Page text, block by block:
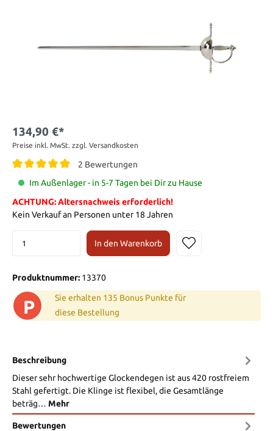
134,90 €*
Preise inkl. MwSt. zzgl. Versandkosten
2 Bewertungen
Im Außenlager - in 5-7 Tagen bei Dir zu Hause
ACHTUNG: Altersnachweis erforderlich!
Kein Verkauf an Personen unter 18 Jahren
In den Warenkorb
Produktnummer: 13370
P
Sie erhalten 135 Bonus Punkte für
diese Bestellung
Beschreibung
Dieser sehr hochwertige Glockendegen ist aus 420 rostfreiem
Stahl gefertigt. Die Klinge ist flexibel, die Gesamtlänge
beträg… Mehr
Bewertungen